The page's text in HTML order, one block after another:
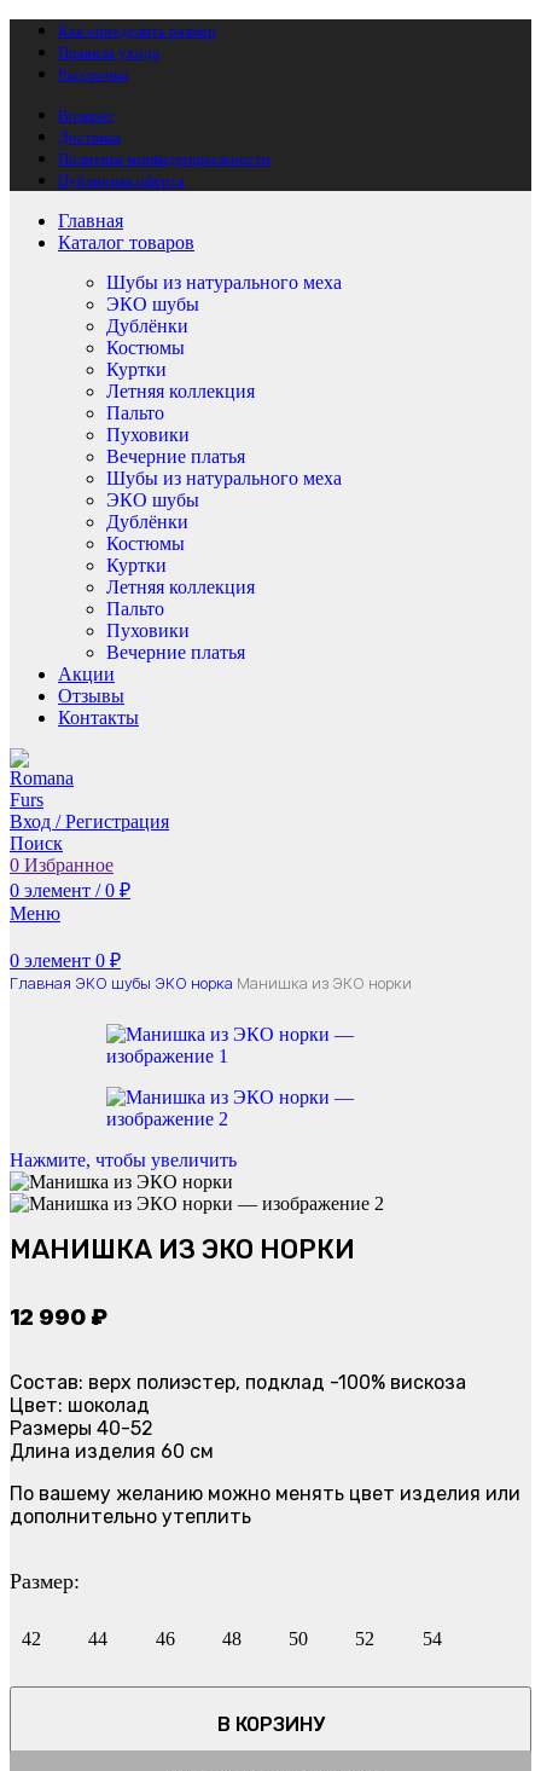
Как определить размер
Правила ухода
Рассрочка
Возврат
Доставка
Политика конфиденциальности
Публичная оферта
Главная
Каталог товаров
Шубы из натурального меха
ЭКО шубы
Дублёнки
Костюмы
Куртки
Летняя коллекция
Пальто
Пуховики
Вечерние платья
Шубы из натурального меха
ЭКО шубы
Дублёнки
Костюмы
Куртки
Летняя коллекция
Пальто
Пуховики
Вечерние платья
Акции
Отзывы
Контакты
Вход / Регистрация
Поиск
0 Избранное
0 элемент / 0 ₽
Меню
0 элемент 0 ₽
Главная ЭКО шубы ЭКО норка Манишка из ЭКО норки
Нажмите, чтобы увеличить
МАНИШКА ИЗ ЭКО НОРКИ
12 990 ₽
Состав: верх полиэстер, подклад -100% вискоза
Цвет: шоколад
Размеры 40-52
Длина изделия 60 см
По вашему желанию можно менять цвет изделия или
дополнительно утеплить
Размер:
42 44 46 48 50 52 54
В КОРЗИНУ